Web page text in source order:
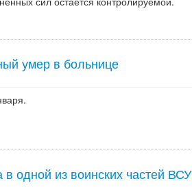
умер в больнице
одной из воинских частей